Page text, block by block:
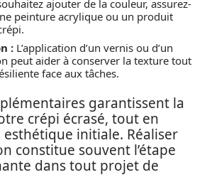
ajouter de la couleur, assurez-
peinture acrylique ou un produit
: L’application d’un vernis ou d’un
peut aider à conserver la texture tout
face aux tâches.
garantissent la
crépi écrasé, tout en
initiale. Réaliser
constitue souvent l’étape
dans tout projet de